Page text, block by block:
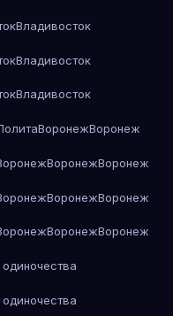
Владивосток
Владивосток
Владивосток
ВоронежВоронеж
ВоронежВоронеж
ВоронежВоронеж
ВоронежВоронеж